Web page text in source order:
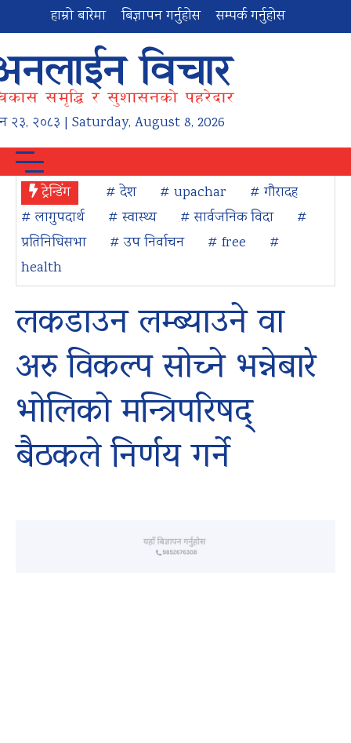
हाम्रो बारेमा बिज्ञापन गर्नुहोस सम्पर्क गर्नुहोस
२३, २०८३ | Saturday, August 8, 2026
ट्रेन्डिंग # देश # upachar
# गौरादह
# लागुपदार्थ
# स्वास्थ्य # सार्वजनिक विदा
#
प्रतिनिधिसभा
# उप निर्वाचन # free
#
health
लकडाउन लम्ब्याउने वा
अरु विकल्प सोच्ने भन्नेबारे
भोलिको मन्त्रिपरिषद्
बैठकले निर्णय गर्ने